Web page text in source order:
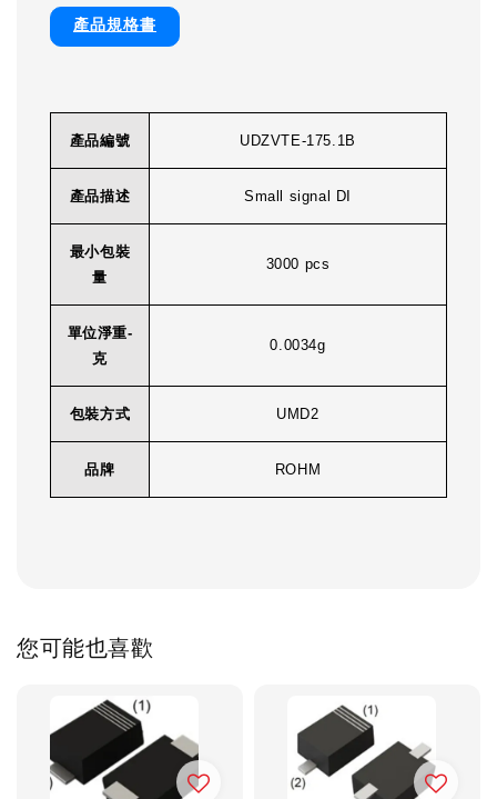
產品規格書
產品編號 UDZVTE-175.1B
產品描述 Small signal DI
最小包裝
量
3000 pcs
單位淨重-
克
0.0034g
包裝方式 UMD2
品牌 ROHM
您可能也喜歡